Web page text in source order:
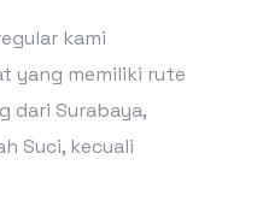
kami
yang memiliki rute
dari Surabaya,
Suci, kecuali